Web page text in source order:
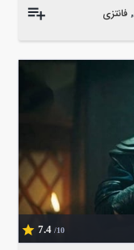
,فانتزی
7.4 /10